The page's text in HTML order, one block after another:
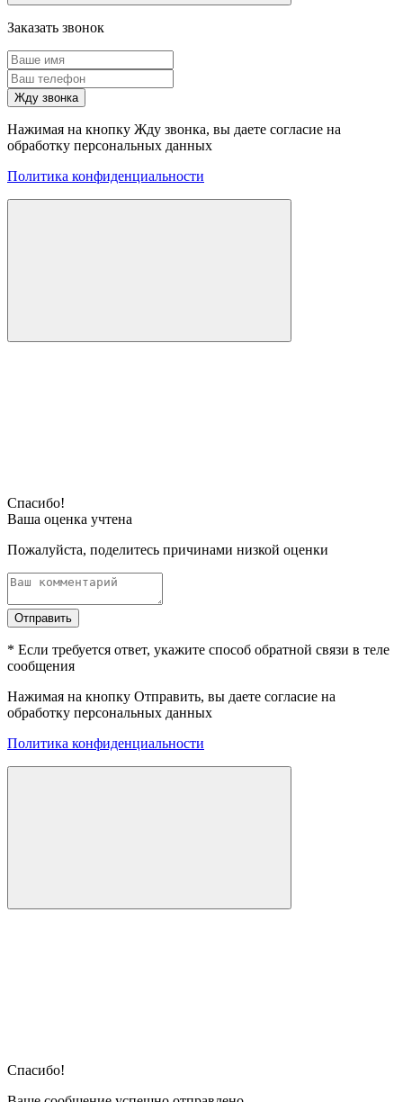
Заказать звонок
Жду звонка
Нажимая на кнопку Жду звонка, вы даете согласие на
обработку персональных данных
Политика конфиденциальности
Спасибо!
Ваша оценка учтена
Пожалуйста, поделитесь причинами низкой оценки
Отправить
* Если требуется ответ, укажите способ обратной связи в теле
сообщения
Нажимая на кнопку Отправить, вы даете согласие на
обработку персональных данных
Политика конфиденциальности
Спасибо!